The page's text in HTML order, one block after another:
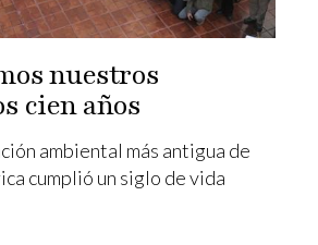
nuestros
cien años
ambiental más antigua de
cumplió un siglo de vida